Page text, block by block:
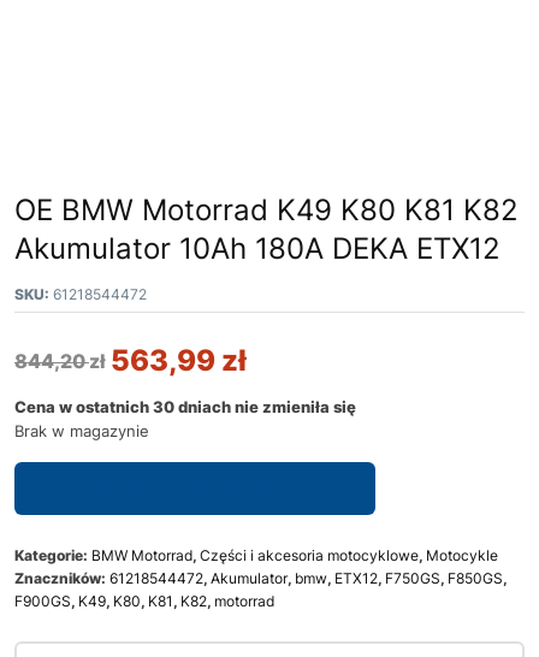
OE BMW Motorrad K49 K80 K81 K82
Akumulator 10Ah 180A DEKA ETX12
SKU: 61218544472
844,20zł 563,99 zł
Cena w ostatnich 30 dniach nie zmieniła się
Brak w magazynie
Kategorie: BMW Motorrad, Części i akcesoria motocyklowe, Motocykle
Znaczników: 61218544472, Akumulator, bmw, ETX12, F750GS, F850GS,
F900GS, K49, K80, K81 , K82, motorrad